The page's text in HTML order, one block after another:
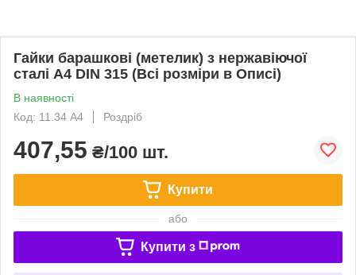
Гайки барашкові (метелик) з нержавіючої
сталі А4 DIN 315 (Всі розміри в Описі)
В наявності
Код: 11.34 A4
Роздріб
407,55 ₴/100 шт.
Купити
або
Купити з